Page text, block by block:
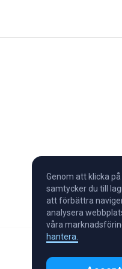
Genom att klicka
samtycker du till
att förbättra
analysera
våra
hantera.